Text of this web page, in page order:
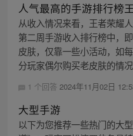
人气最高的手游排行榜
从收入情况来看，王者荣耀
第二周手游收入排行榜中，
皮肤，仅靠一些小活动，如
分玩家偶尔购买老皮肤的情
1 个回答 2024年11月02日
大型手游
以下为您推荐一些热门的大